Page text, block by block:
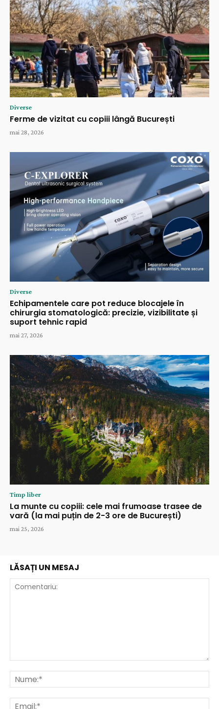
Diverse
Ferme de vizitat cu copiii lângă București
mai 28, 2026
Diverse
Echipamentele care pot reduce blocajele în
chirurgia stomatologică: precizie, vizibilitate și
suport tehnic rapid
mai 27, 2026
Timp liber
La munte cu copiii: cele mai frumoase trasee de
vară (la mai puțin de 2-3 ore de București)
mai 25, 2026
LĂSAȚI UN MESAJ